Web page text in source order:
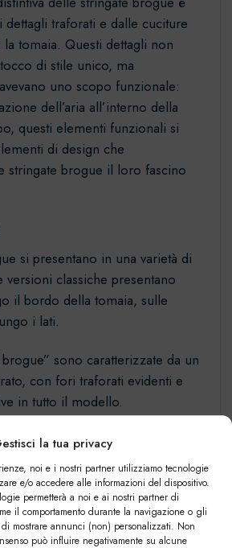
la tua privacy
noi e i nostri partner utilizziamo tecnologie
e/o accedere alle informazioni del dispositivo.
permetterà a noi e ai nostri partner di
il comportamento durante la navigazione o gli
mostrare annunci (non) personalizzati. Non
può influire negativamente su alcune
dettagli traforati e dalle cuciture
tomaia. Questi dettagli non
di stile unico, ma
uno scopo funzionale:
dell’aria all’interno della
questi elementi funzionali si
di design che
stringate brogue il loro fascino
si presentano in una varietà di
classiche presentano
il bordo della tomaia, sulle
i lati.
sono caratterizzate da un
con fori traforati evidenti e
in tutto il modello.
stringate brogue hanno subito
Design minimalisti,
in pelle scamosciata sono
varianti che aggiungono un
a questo classico